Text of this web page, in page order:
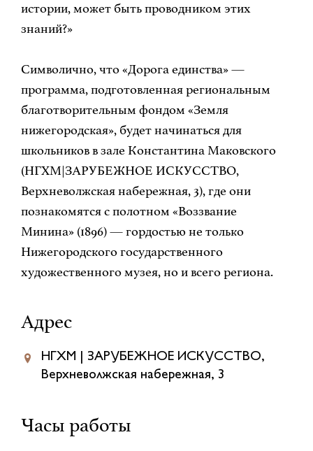
истории, может быть проводником этих
знаний?»
Символично, что «Дорога единства» —
программа, подготовленная региональным
благотворительным фондом «Земля
нижегородская», будет начинаться для
школьников в зале Константина Маковского
(НГХМ|ЗАРУБЕЖНОЕ ИСКУССТВО,
Верхневолжская набережная, 3), где они
познакомятся с полотном «Воззвание
Минина» (1896) — гордостью не только
Нижегородского государственного
художественного музея, но и всего региона.
Адрес
НГХМ | ЗАРУБЕЖНОЕ ИСКУССТВО,
Верхневолжская набережная, 3
Часы работы